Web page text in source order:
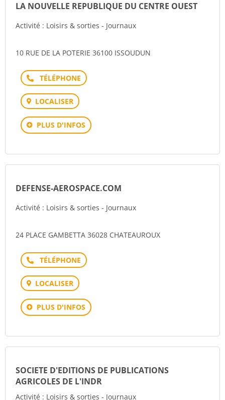
LA NOUVELLE REPUBLIQUE DU CENTRE OUEST
Activité : Loisirs & sorties - Journaux
10 RUE DE LA POTERIE 36100 ISSOUDUN
Téléphone
LOCALISER
PLUS D'INFOS
DEFENSE-AEROSPACE.COM
Activité : Loisirs & sorties - Journaux
24 PLACE GAMBETTA 36028 CHATEAUROUX
Téléphone
LOCALISER
PLUS D'INFOS
SOCIETE D'EDITIONS DE PUBLICATIONS
AGRICOLES DE L'INDR
Activité : Loisirs & sorties - Journaux